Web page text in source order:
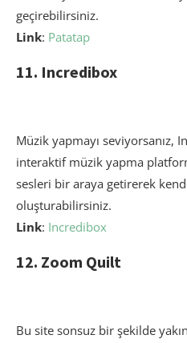
geçirebilirsiniz.
Link: Patatap
11. Incredibox
Müzik yapmayı seviyorsanız,
interaktif müzik yapma
sesleri bir araya getirerek
oluşturabilirsiniz.
Link: Incredibox
12. Zoom Quilt
Bu site sonsuz bir şekilde